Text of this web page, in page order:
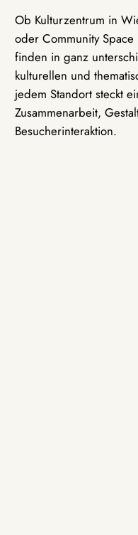
Ob Kulturzentrum in
oder Community
finden in ganz
kulturellen und
jedem Standort steckt
Zusammenarbeit,
Besucherinteraktion.